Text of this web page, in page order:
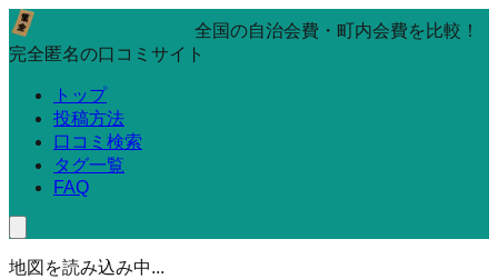
全国の自治会費・町内会費を比較！
完全匿名の口コミサイト
トップ
投稿方法
口コミ検索
タグ一覧
FAQ
地図を読み込み中...